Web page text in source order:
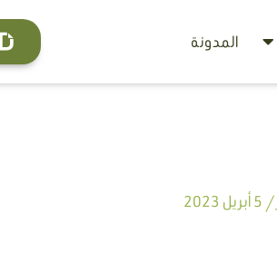
المدونة
/ 5 أبريل 2023